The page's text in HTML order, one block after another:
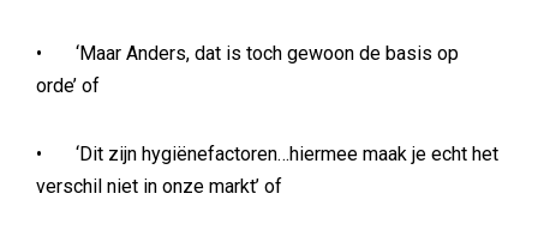
• ‘Maar Anders, dat is toch gewoon de basis op
orde’ of
• ‘Dit zijn hygiënefactoren…hiermee maak je echt het
verschil niet in onze markt’ of